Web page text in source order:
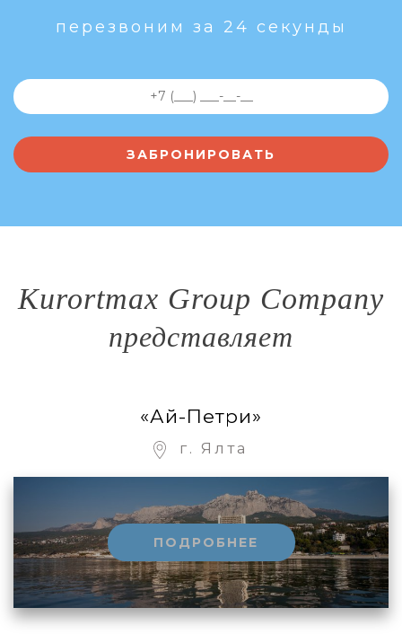
перезвоним за 24 секунды
Kurortmax Group Company
представляет
«Ай-Петри»
г. Ялта
ПОДРОБНЕЕ